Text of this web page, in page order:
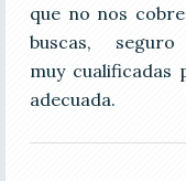
que no nos
buscas,
muy
adecuada.